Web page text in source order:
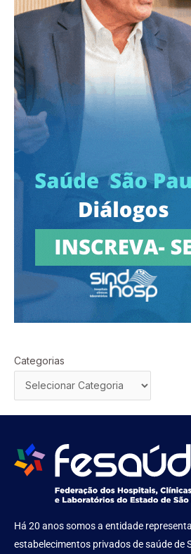
Categorias
Há 20 anos somos a entidade
estabelecimentos privados de saúde de